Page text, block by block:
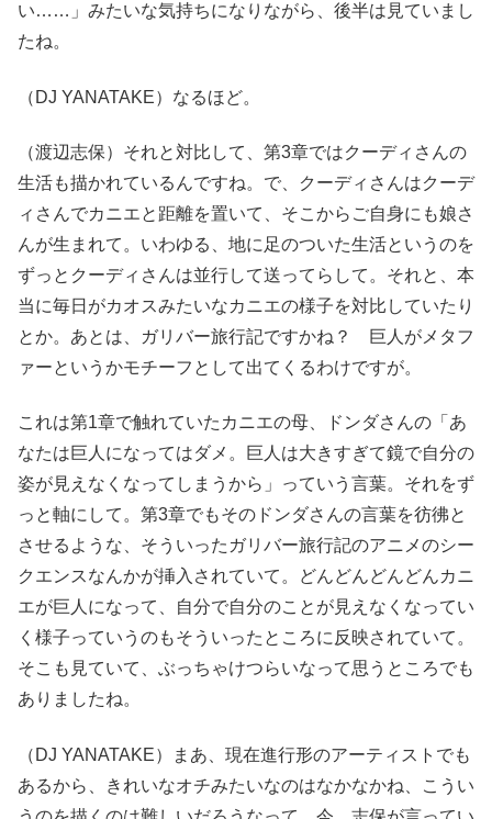
い……」みたいな気持ちになりながら、後半は見ていまし
たね。
（DJ YANATAKE）なるほど。
（渡辺志保）それと対比して、第3章ではクーディさんの
生活も描かれているんですね。で、クーディさんはクーデ
ィさんでカニエと距離を置いて、そこからご自身にも娘さ
んが生まれて。いわゆる、地に足のついた生活というのを
ずっとクーディさんは並行して送ってらして。それと、本
当に毎日がカオスみたいなカニエの様子を対比していたり
とか。あとは、ガリバー旅行記ですかね？ 巨人がメタフ
ァーというかモチーフとして出てくるわけですが。
これは第1章で触れていたカニエの母、ドンダさんの「あ
なたは巨人になってはダメ。巨人は大きすぎて鏡で自分の
姿が見えなくなってしまうから」っていう言葉。それをず
っと軸にして。第3章でもそのドンダさんの言葉を彷彿と
させるような、そういったガリバー旅行記のアニメのシー
クエンスなんかが挿入されていて。どんどんどんどんカニ
エが巨人になって、自分で自分のことが見えなくなってい
く様子っていうのもそういったところに反映されていて。
そこも見ていて、ぶっちゃけつらいなって思うところでも
ありましたね。
（DJ YANATAKE）まあ、現在進行形のアーティストでも
あるから、きれいなオチみたいなのはなかなかね、こうい